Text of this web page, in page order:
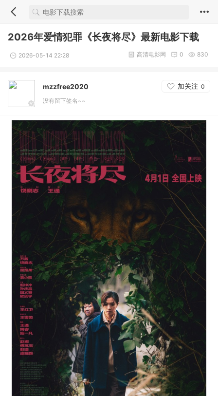
2026年爱情犯罪《长夜将尽》最新电影下载
2026-05-14 22:28 830
0
高清电影网
mzzfree2020 加关注 0
没有留下签名~~